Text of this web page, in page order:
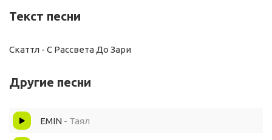
Текст песни
Скаттл - С Рассвета До Зари
Другие песни
EMIN - Таял